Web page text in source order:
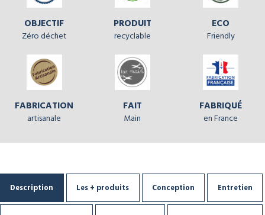
OBJECTIF
Zéro déchet
PRODUIT
recyclable
ECO
Friendly
FABRICATION
artisanale
FAIT
Main
FABRIQUÉ
en France
Description Les + produits Conception Entretien